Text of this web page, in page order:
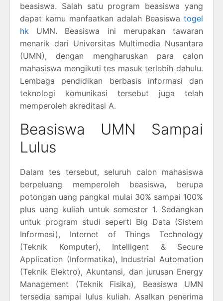
beasiswa. Salah satu program beasiswa yang
dapat kamu manfaatkan adalah Beasiswa togel
hk UMN. Beasiswa ini merupakan tawaran
menarik dari Universitas Multimedia Nusantara
(UMN), dengan mengharuskan para calon
mahasiswa mengikuti tes masuk terlebih dahulu.
Lembaga pendidikan berbasis informasi dan
teknologi komunikasi tersebut juga telah
memperoleh akreditasi A.
Beasiswa UMN Sampai
Lulus
Dalam tes tersebut, seluruh calon mahasiswa
berpeluang memperoleh beasiswa, berupa
potongan uang pangkal mulai 30% sampai 100%
plus uang kuliah untuk semester 1. Sedangkan
untuk program studi seperti Big Data (Sistem
Informasi), Internet of Things Technology
(Teknik Komputer), Intelligent & Secure
Application (Informatika), Industrial Automation
(Teknik Elektro), Akuntansi, dan jurusan Energy
Management (Teknik Fisika), Beasiswa UMN
tersedia sampai lulus kuliah. Asalkan penerima